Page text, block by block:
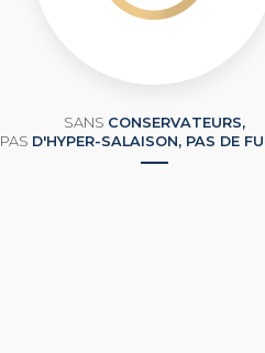
SANS CONSERVATEURS,
PAS D'HYPER-SALAISON, PAS DE